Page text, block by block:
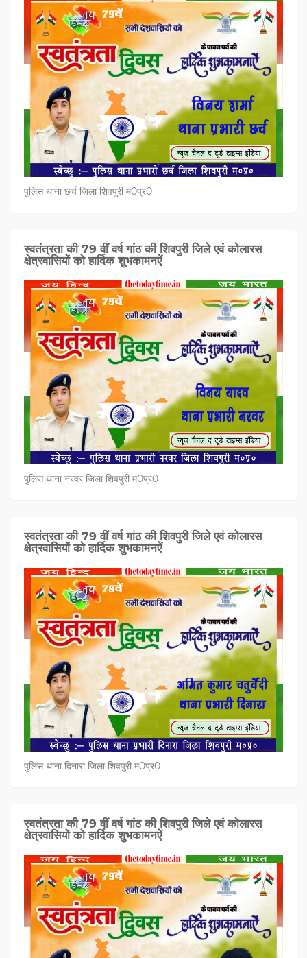
पुलिस थाना छर्च जिला शिवपुरी म0प्र0
स्वतंत्रता की 79 वीं वर्ष गांठ की शिवपुरी जिले एवं कोलारस
क्षेत्रवासियों को हार्दिक शुभकामनऐं
पुलिस थाना नरवर जिला शिवपुरी म0प्र0
स्वतंत्रता की 79 वीं वर्ष गांठ की शिवपुरी जिले एवं कोलारस
क्षेत्रवासियों को हार्दिक शुभकामनऐं
पुलिस थाना दिनारा जिला शिवपुरी म0प्र0
स्वतंत्रता की 79 वीं वर्ष गांठ की शिवपुरी जिले एवं कोलारस
क्षेत्रवासियों को हार्दिक शुभकामनऐं